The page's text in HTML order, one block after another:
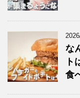
な
ト
食